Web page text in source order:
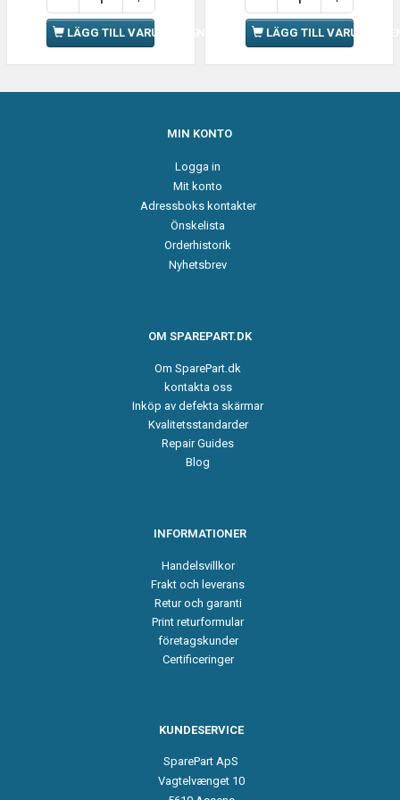
LÄGG TILL VARUKORGEN LÄGG TILL
MIN KONTO
Logga in
Mit konto
Adressboks kontakter
Önskelista
Orderhistorik
Nyhetsbrev
OM SPAREPART.DK
Om SparePart.dk
kontakta oss
Inköp av defekta skärmar
Kvalitetsstandarder
Repair Guides
Blog
INFORMATIONER
Handelsvillkor
Frakt och leverans
Retur och garanti
Print returformular
företagskunder
Certificeringer
KUNDESERVICE
SparePart ApS
Vagtelvænget 10